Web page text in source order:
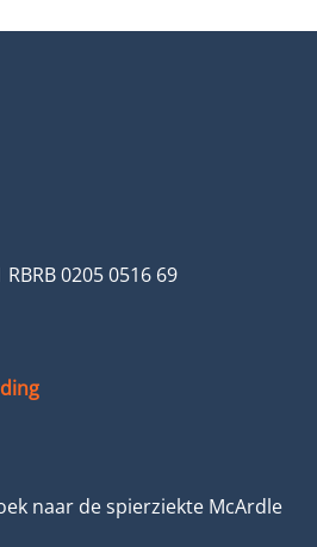
0205 0516 69
naar de spierziekte McArdle